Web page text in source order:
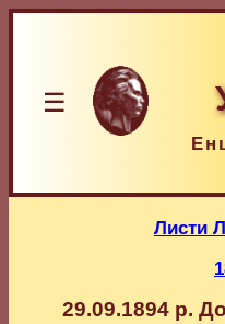
☰
Листи
29.09.1894 р.